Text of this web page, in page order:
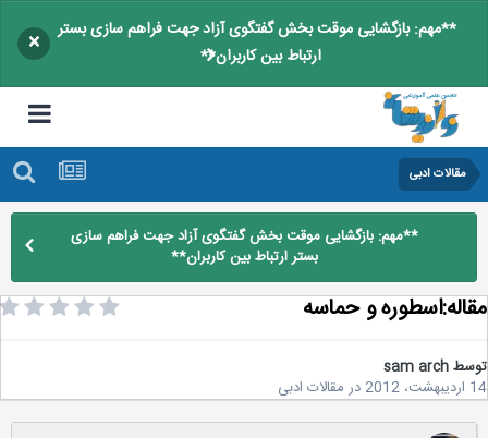
**مهم: بازگشایی موقت بخش گفتگوی آزاد جهت فراهم سازی بستر
ارتباط بین کاربران**
×
مقالات ادبی
**مهم: بازگشایی موقت بخش گفتگوی آزاد جهت فراهم سازی
بستر ارتباط بین کاربران**
و حماسه
sam arch
درمقالات ادبی